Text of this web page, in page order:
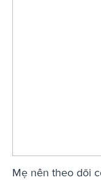
Mẹ nên theo dõi